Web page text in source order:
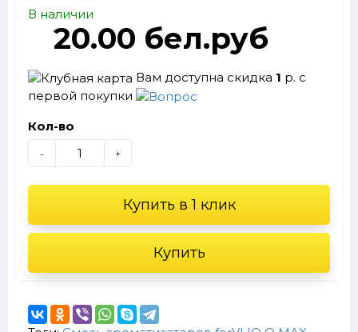
В наличии
20.00 бел.руб
Вам доступна скидка 1 р. с
первой покупки
Кол-во
- +
Купить в 1 клик
Купить